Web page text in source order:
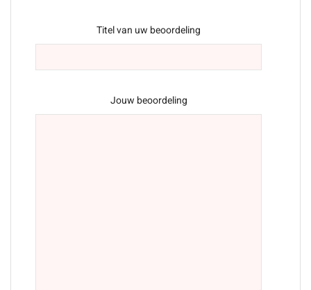
Titel van uw beoordeling
Jouw beoordeling